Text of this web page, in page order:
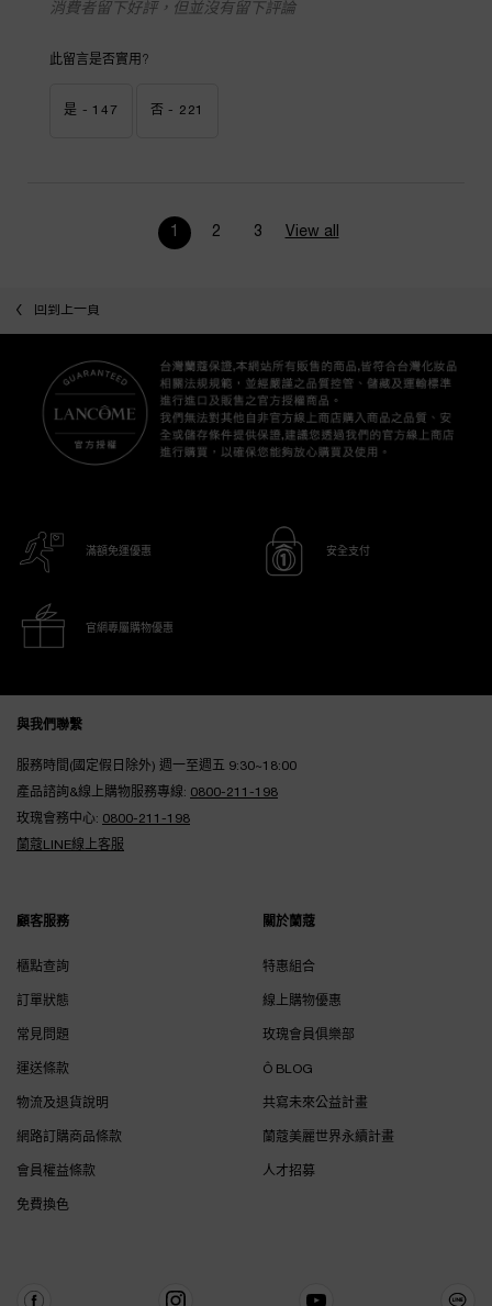
消費者留下好評，但並沒有留下評論
此留言是否實用?
是 - 147 否 - 221
Page 1 of 3. Current page
2 3 View all
回到上一頁
滿額免運優惠 安全支付
官網專屬購物優惠
與我們聯繫
服務時間(國定假日除外) 週一至週五 9:30~18:00
產品諮詢&線上購物服務專線: 0800-211-198
玫瑰會務中心: 0800-211-198
蘭蔻LINE線上客服
顧客服務
櫃點查詢
訂單狀態
常見問題
運送條款
物流及退貨說明
網路訂購商品條款
會員權益條款
免費換色
關於蘭蔻
特惠組合
線上購物優惠
玫瑰會員俱樂部
Ô BLOG
共寫未來公益計畫
蘭蔻美麗世界永續計畫
人才招募